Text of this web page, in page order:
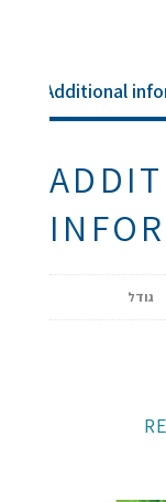
Additional
גודל